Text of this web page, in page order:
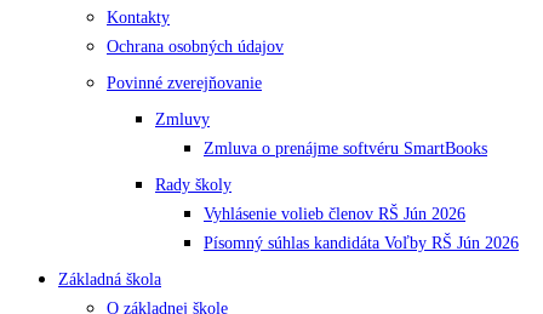
Kontakty
Ochrana osobných údajov
Povinné zverejňovanie
Zmluvy
Zmluva o prenájme softvéru SmartBooks
Rady školy
Vyhlásenie volieb členov RŠ Jún 2026
Písomný súhlas kandidáta Voľby RŠ Jún 2026
Základná škola
O základnej škole